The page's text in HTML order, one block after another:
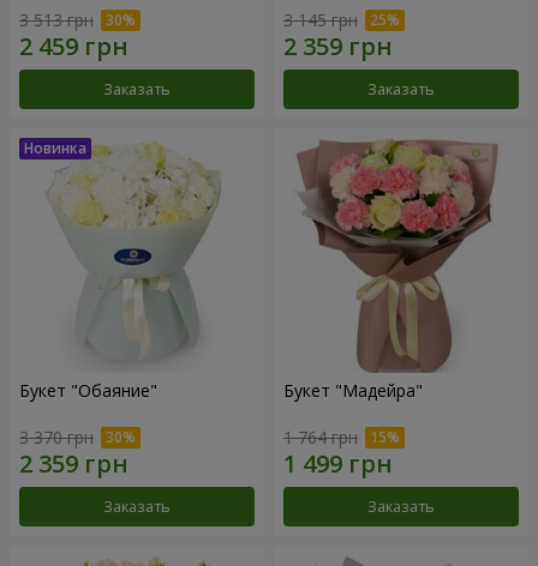
3 513 грн
Заказать
3 145 грн
Заказать
Букет "Обаяние"
3 370 грн
Заказать
Букет "Мадейра"
1 764 грн
Заказать